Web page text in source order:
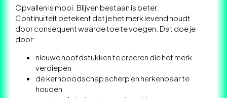
Opvallen is mooi. Blijven bestaan is beter.
Continuïteit betekent dat je het merk levend houdt
door consequent waarde toe te voegen. Dat doe je
door:
nieuwe hoofdstukken te creëren die het merk
verdiepen
de kernboodschap scherp en herkenbaar te
houden